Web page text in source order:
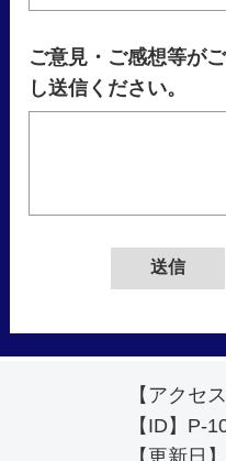
ご意見・ご感想等が
し送信ください。
【アクセ
【ID】 P-
【更新日】